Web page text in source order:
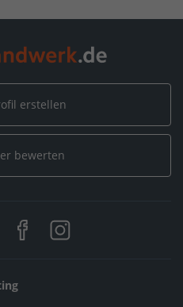
/ Stiel - Kälte- & Klimatechnik
Tübingen /
erstellen
bewerten